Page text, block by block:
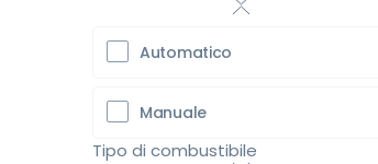
Automatico
Manuale
Tipo di combustibile